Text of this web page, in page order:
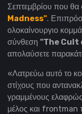
Σεπτεμβρίου που θα
Madness".
ολοκαίνουργιο
σύνθεση "The Cult
απολαύσετε
«Λατρεύω αυτό το
στίχους που
γραμμένους ελαφρώς
μέλος και frontman